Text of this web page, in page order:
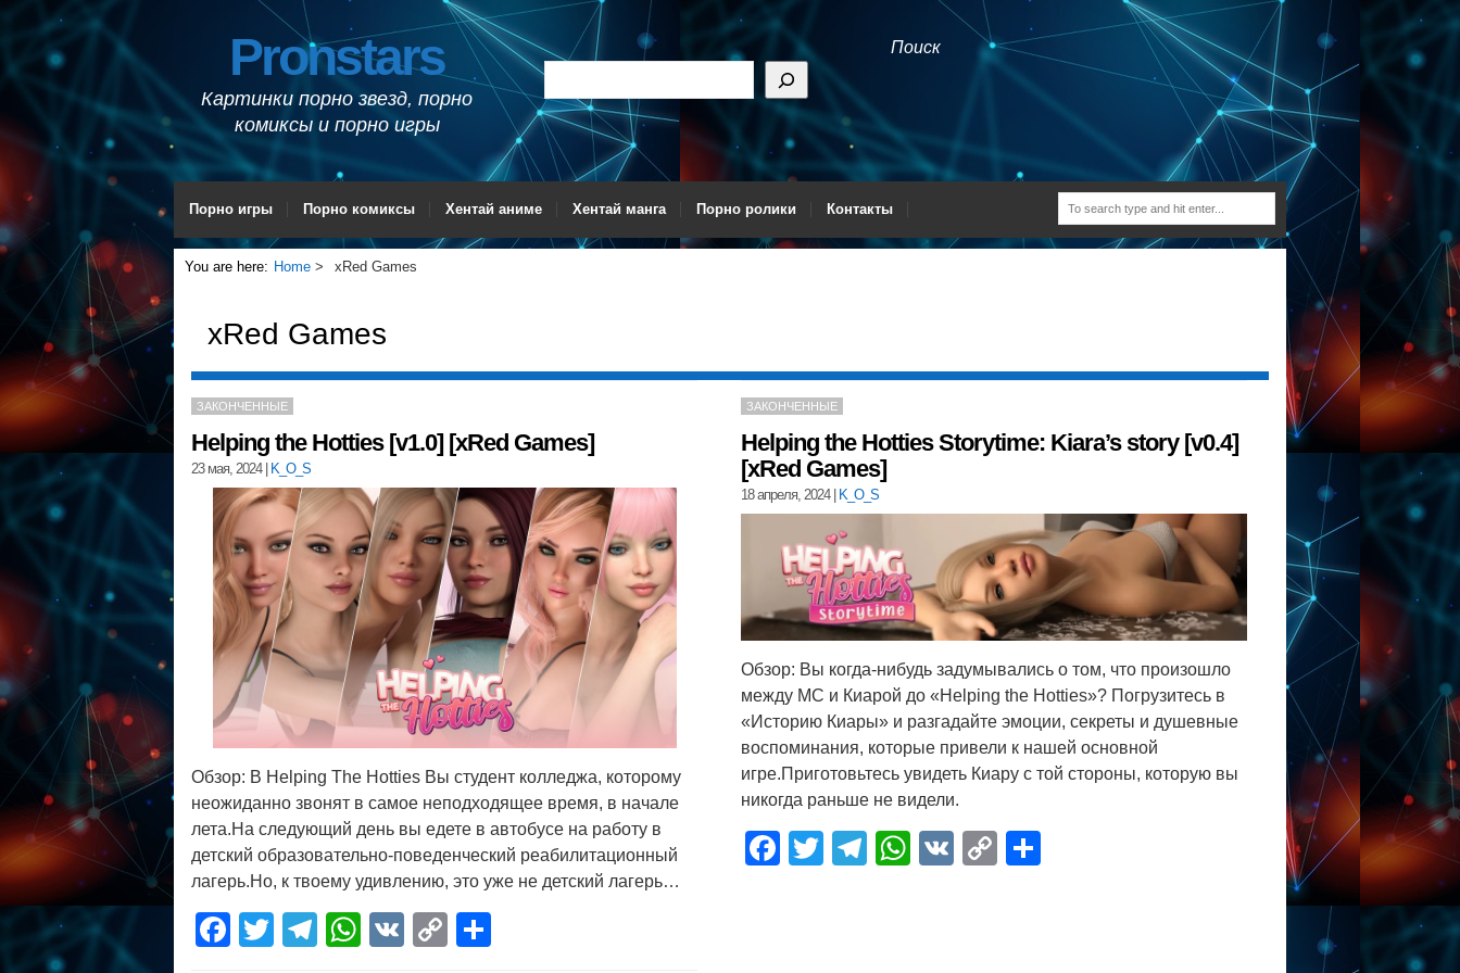
Pronstars
Картинки порно звезд, порно
комиксы и порно игры
Поиск
Порно игры Порно комиксы Хентай аниме Хентай манга Порно ролики Контакты
You are here: Home xRed Games
xRed Games
ЗАКОНЧЕННЫЕ
Helping the Hotties [v1.0] [xRed Games]
23 мая, 2024| K_O_S
Обзор: В Helping The Hotties Вы студент колледжа, которому
неожиданно звонят в самое неподходящее время, в начале
лета.На следующий день вы едете в автобусе на работу в
детский образовательно-поведенческий реабилитационный
лагерь.Но, к твоему удивлению, это уже не детский лагерь…
Facebook
TwitterTelegram
WhatsApp
VK Copy
ЗАКОНЧЕННЫЕ
Helping the Hotties Storytime: Kiara’s story [v0.4]
[xRed Games]
18 апреля, 2024| K_O_S
Обзор: Вы когда-нибудь задумывались о том, что произошло
между MC и Киарой до «Helping the Hotties»? Погрузитесь в
«Историю Киары» и разгадайте эмоции, секреты и душевные
воспоминания, которые привели к нашей основной
игре.Приготовьтесь увидеть Киару с той стороны, которую вы
никогда раньше не видели.​
Facebook
Twitter
Telegram
WhatsApp
VKCopyОтправить